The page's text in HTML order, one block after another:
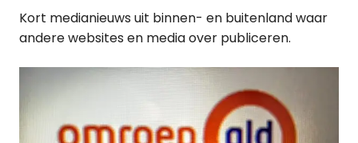
Kort medianieuws uit binnen- en buitenland waar
andere websites en media over publiceren.